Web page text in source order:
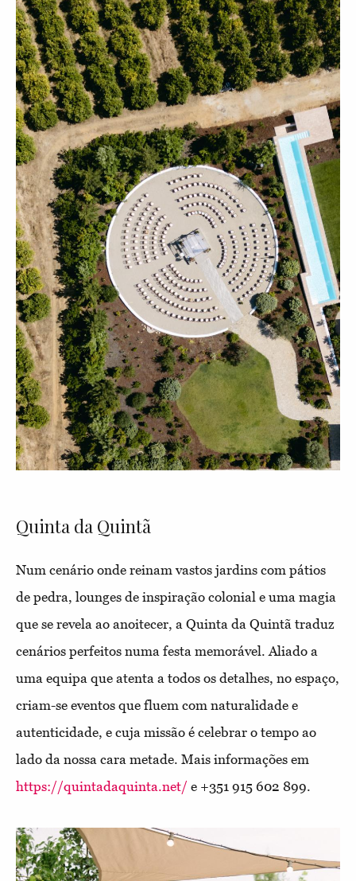
Quinta da Quintã
Num cenário onde reinam vastos jardins com pátios
de pedra, lounges de inspiração colonial e uma magia
que se revela ao anoitecer, a Quinta da Quintã traduz
cenários perfeitos numa festa memorável. Aliado a
uma equipa que atenta a todos os detalhes, no espaço,
criam-se eventos que fluem com naturalidade e
autenticidade, e cuja missão é celebrar o tempo ao
lado da nossa cara metade. Mais informações em
https://quintadaquinta.net/ e +351 915 602 899.